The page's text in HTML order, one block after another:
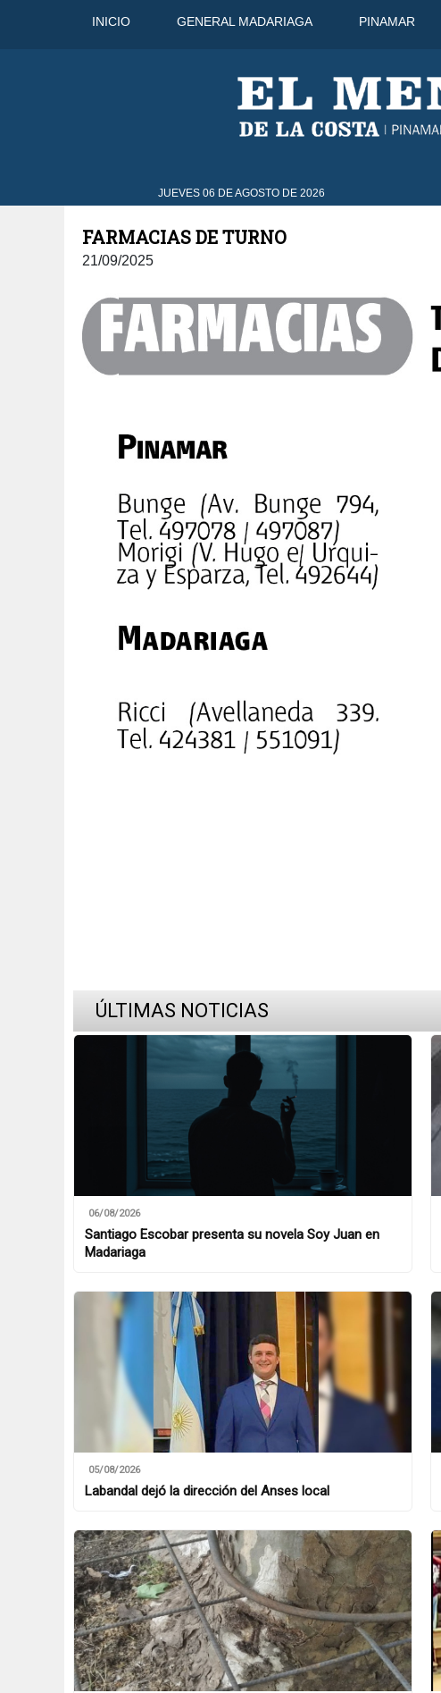
INICIO GENERAL MADARIAGA PINAMAR
JUEVES 06 DE AGOSTO DE 2026
7 Ago 43°C
FARMACIAS DE TURNO
21/09/2025
ÚLTIMAS NOTICIAS
06/08/2026
Santiago Escobar presenta su novela Soy Juan en
Madariaga
05/08/2026
Labandal dejó la dirección del Anses local